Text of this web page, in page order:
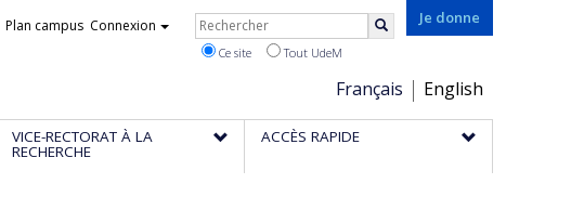
Je donne
Choix
de
la
Français English
Plan campus Connexion Rechercher
Ce site Tout UdeM
VICE-RECTORAT À LA
RECHERCHE
ACCÈS RAPIDE